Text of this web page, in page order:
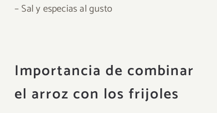
– Sal y especias al gusto
Importancia de combinar
el arroz con los frijoles